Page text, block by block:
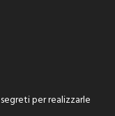
per realizzarle